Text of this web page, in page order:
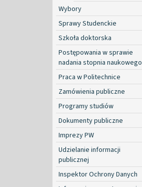
Wybory
Sprawy Studenckie
Szkoła doktorska
Postępowania w sprawie
nadania stopnia naukowego
Praca w Politechnice
Zamówienia publiczne
Programy studiów
Dokumenty publiczne
Imprezy PW
Udzielanie informacji
publicznej
Inspektor Ochrony Danych